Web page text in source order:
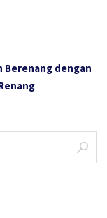
Berenang dengan